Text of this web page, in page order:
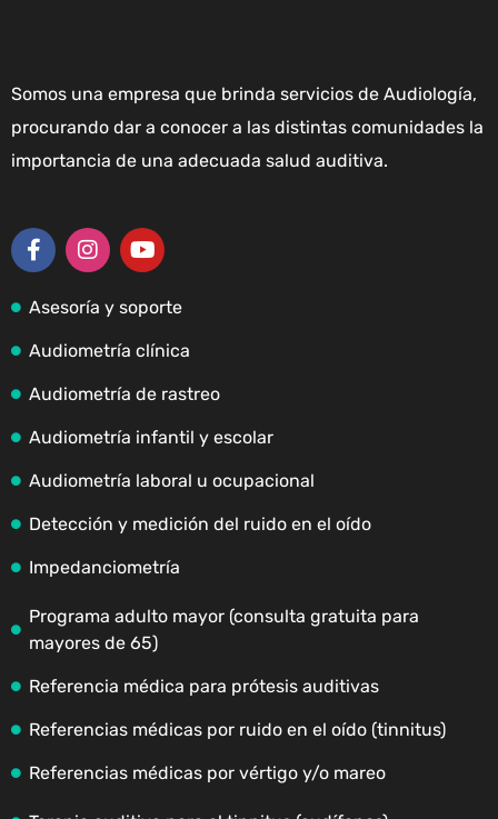
Somos una empresa que brinda servicios de Audiología,
procurando dar a conocer a las distintas comunidades la
importancia de una adecuada salud auditiva.
Asesoría y soporte
Audiometría clínica
Audiometría de rastreo
Audiometría infantil y escolar
Audiometría laboral u ocupacional
Detección y medición del ruido en el oído
Impedanciometría
Programa adulto mayor (consulta gratuita para
mayores de 65)
Referencia médica para prótesis auditivas
Referencias médicas por ruido en el oído (tinnitus)
Referencias médicas por vértigo y/o mareo